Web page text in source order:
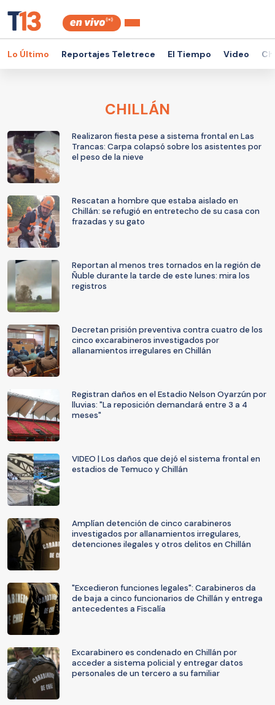
Lo Último Reportajes Teletrece El Tiempo Video
CHILLÁN
Realizaron fiesta pese a sistema frontal en Las
Trancas: Carpa colapsó sobre los asistentes por
el peso de la nieve
Rescatan a hombre que estaba aislado en
Chillán: se refugió en entretecho de su casa con
frazadas y su gato
Reportan al menos tres tornados en la región de
Ñuble durante la tarde de este lunes: mira los
registros
Decretan prisión preventiva contra cuatro de los
cinco excarabineros investigados por
allanamientos irregulares en Chillán
Registran daños en el Estadio Nelson Oyarzún por
lluvias: "La reposición demandará entre 3 a 4
meses"
VIDEO | Los daños que dejó el sistema frontal en
estadios de Temuco y Chillán
Amplían detención de cinco carabineros
investigados por allanamientos irregulares,
detenciones ilegales y otros delitos en Chillán
"Excedieron funciones legales": Carabineros da
de baja a cinco funcionarios de Chillán y entrega
antecedentes a Fiscalía
Excarabinero es condenado en Chillán por
acceder a sistema policial y entregar datos
personales de un tercero a su familiar